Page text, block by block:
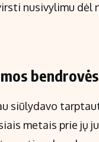
nusivylimu
siūlydavo
metais prie jų